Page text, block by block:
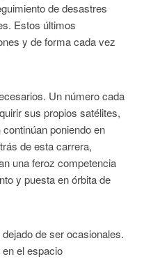
de desastres
Estos últimos
y de forma cada vez
Un número cada
sus propios satélites,
poniendo en
de esta carrera,
una feroz competencia
y puesta en órbita de
de ser ocasionales.
el espacio